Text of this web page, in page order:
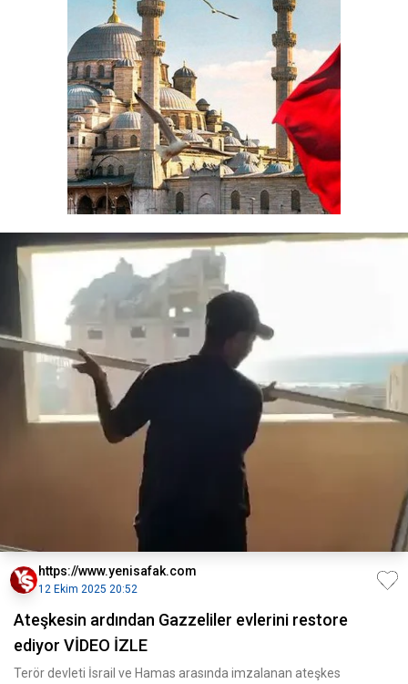
https://www.yenisafak.com
12 Ekim 2025 20:52
Ateşkesin ardından Gazzeliler evlerini restore
ediyor VİDEO İZLE
Terör devleti İsrail ve Hamas arasında imzalanan ateşkes